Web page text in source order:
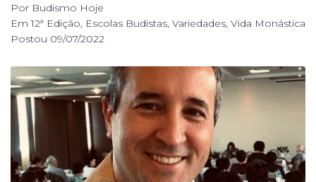
Por Budismo Hoje
Em12ª Edição, Escolas Budistas, Variedades, Vida Monástica
Postou 09/07/2022